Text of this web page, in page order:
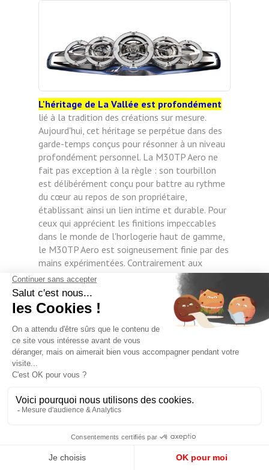
L'héritage de La Vallée est profondément
lié à la tradition des créations sur mesure.
Aujourd'hui, cet héritage se perpétue dans des
garde-temps conçus pour résonner à un niveau
profondément personnel. La M30TP Aero ne
fait pas exception à la règle : son tourbillon
est délibérément conçu pour battre au rythme
du cœur au repos de son propriétaire,
établissant ainsi un lien intime et durable. Pour
ceux qui apprécient les finitions impeccables
dans le monde de l'horlogerie haut de gamme,
le M30TP Aero est soigneusement finie par des
mains expérimentées. Contrairement aux
structures mécaniques conventionnelles, dans
lesquelles les engrenages sont logés entre
deux plaques dont les cadrans se chevauchent,
la M30TP Aero présente une architecture
tridimensionnelle saisissante. Les six quadrants
eux-mêmes sont des pièces structurelles
conçues pour être reliées à deux éléments
les mécanismes de manière parfaitement
symétrique et flottante. Chacun des six cadrans
du M30TP Aero est doté de deux fenêtres,
aux observateurs de lire correctement l'heure
n'importe quel côté du garde-temps. Toutes les